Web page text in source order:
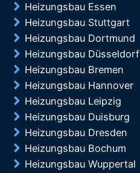
Heizungsbau Essen
Heizungsbau Stuttgart
Heizungsbau Dortmund
Heizungsbau Düsseldorf
Heizungsbau Bremen
Heizungsbau Hannover
Heizungsbau Leipzig
Heizungsbau Duisburg
Heizungsbau Dresden
Heizungsbau Bochum
Heizungsbau Wuppertal